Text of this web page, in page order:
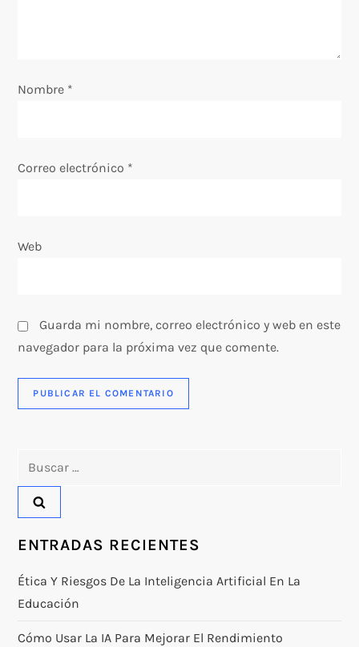
t
a
a
Nombre *
Correo electrónico *
Web
Guarda mi nombre, correo electrónico y web en este
navegador para la próxima vez que comente.
ENTRADAS RECIENTES
Ética Y Riesgos De La Inteligencia Artificial En La
Educación
Cómo Usar La IA Para Mejorar El Rendimiento